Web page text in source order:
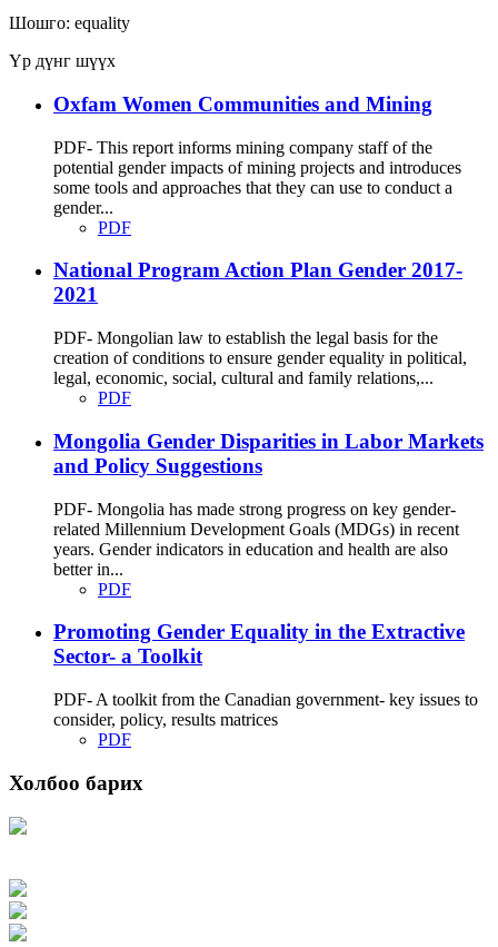
Шошго: equality
Үр дүнг шүүх
Oxfam Women Communities and Mining
PDF- This report informs mining company staff of the
potential gender impacts of mining projects and introduces
some tools and approaches that they can use to conduct a
gender...
PDF
National Program Action Plan Gender 2017-
2021
PDF- Mongolian law to establish the legal basis for the
creation of conditions to ensure gender equality in political,
legal, economic, social, cultural and family relations,...
PDF
Mongolia Gender Disparities in Labor Markets
and Policy Suggestions
PDF- Mongolia has made strong progress on key gender-
related Millennium Development Goals (MDGs) in recent
years. Gender indicators in education and health are also
better in...
PDF
Promoting Gender Equality in the Extractive
Sector- a Toolkit
PDF- A toolkit from the Canadian government- key issues to
consider, policy, results matrices
PDF
Холбоо барих